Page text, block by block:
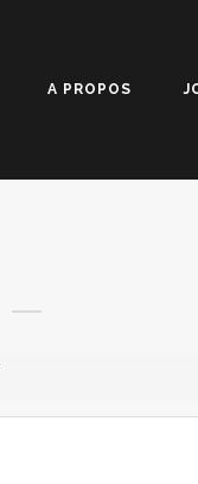
A PROPOS